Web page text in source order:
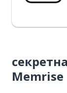
Memrise